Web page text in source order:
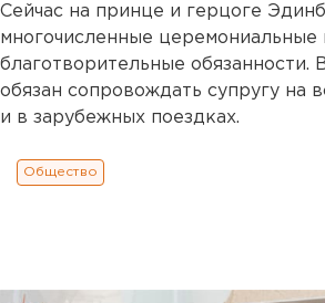
Сейчас на принце и герцоге
многочисленные церемониальные
благотворительные обязанности.
обязан сопровождать супругу на
и в зарубежных поездках.
Общество